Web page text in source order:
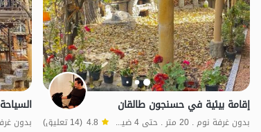
إقامة بيئية في حسنجون طالقان
بدون غرفة نوم . 20 متر . حتى 4 ضيف 4.8 (14 تعليق)